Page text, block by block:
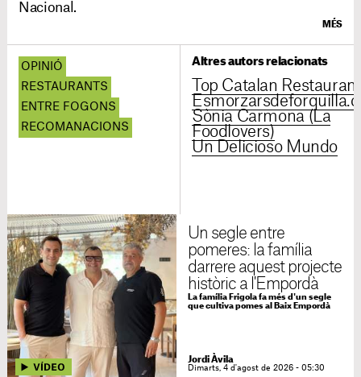
Nacional.
MÉS
OPINIÓ
RESTAURANTS
ENTRE FOGONS
RECOMANACIONS
Altres autors relacionats
Top Catalan
Sònia Carmona (La
Foodlovers)
Un Delicioso Mundo
Un segle entre
pomeres: la família
darrere aquest projecte
històric a l'Empordà
La família Frigola fa més d'un segle
que cultiva pomes al Baix Empordà
Jordi Àvila
Dimarts, 4 d'agost de 2026 - 05:30